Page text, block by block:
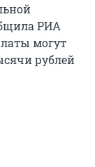
РИА
могут
рублей